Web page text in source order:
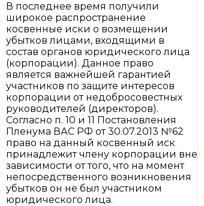
В последнее время получили
широкое распространение
косвенные иски о возмещении
убытков лицами, входящими в
состав органов юридического лица
(корпорации). Данное право
является важнейшей гарантией
участников по защите интересов
корпорации от недобросовестных
руководителей (директоров).
Согласно п. 10 и 11 Постановления
Пленума ВАС РФ от 30.07.2013 №62
право на данный косвенный иск
принадлежит члену корпорации вне
зависимости от того, что на момент
непосредственного возникновения
убытков он не был участником
юридического лица.